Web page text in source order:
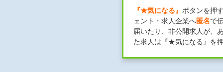
『★気になる』 ボタンを押
ェント・求人企業へ匿名で
届いたり、非公開求人が、
た求人は『★気になる』を